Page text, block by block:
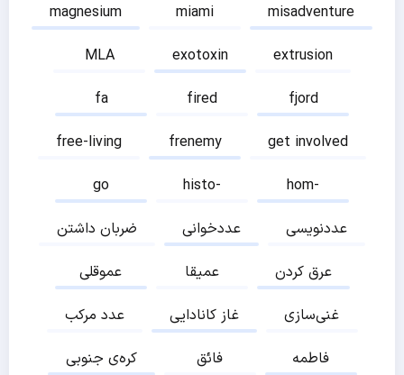
magnesium miami
misadventure
MLA
exotoxin
extrusion
fa
fired
fjord
free-living
frenemy
get involved
go
histo-
hom-
ضربان داشتن
عددخوانی
عددنویسی
عموقلی
عمیقا
عرق کردن
عدد مرکب
غاز کانادایی
غنی‌سازی
کره‌ی جنوبی
فائق
فاطمه